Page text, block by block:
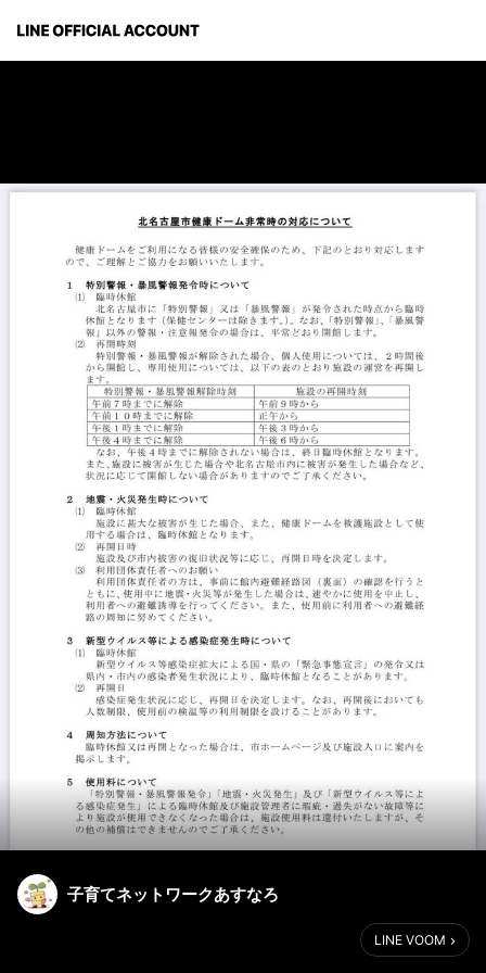
子育てネットワークあすなろ
LINE VOOM